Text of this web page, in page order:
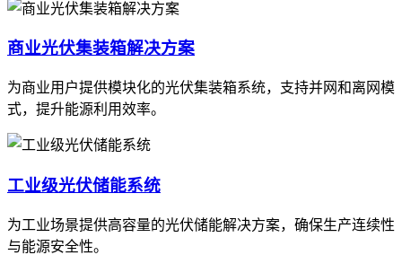
商业光伏集装箱解决方案
为商业用户提供模块化的光伏集装箱系统，支持并网和离网模
式，提升能源利用效率。
工业级光伏储能系统
为工业场景提供高容量的光伏储能解决方案，确保生产连续性
与能源安全性。